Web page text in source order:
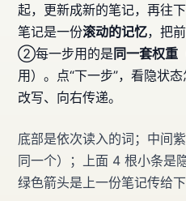
起，更新成新的笔记，再往
笔记是一份滚动的记忆，把
②每一步用的是同一套权重
用）。点“下一步”，看隐状
改写、向右传递。
底部是依次读入的词；中间
同一个）；上面 4 根小条是
绿色箭头是上一份笔记传给下